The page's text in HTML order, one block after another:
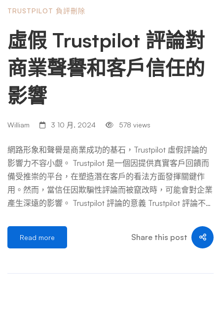
TRUSTPILOT 負評刪除
虛假 Trustpilot 評論對
商業聲譽和客戶信任的
影響
William 3 10 月, 2024 578 views
網路形象和聲譽是商業成功的基石，Trustpilot 虛假評論的
影響力不容小覷。 Trustpilot 是一個因提供真實客戶回饋而
備受推崇的平台，在塑造潛在客戶的看法方面發揮關鍵作
用。然而，當信任因欺騙性評論而被竄改時，可能會對企業
產生深遠的影響。 Trustpilot 評論的意義 Trustpilot 評論不僅
以顯著提升公司形象，吸引更多客戶並培養忠誠度。相反，
負面回饋會阻止潛在買家，影響銷售和成長。這把雙面刃強
Read more Share this post